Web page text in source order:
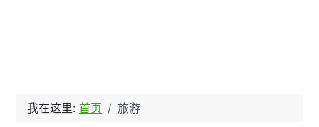
我在这里: 首页 旅游